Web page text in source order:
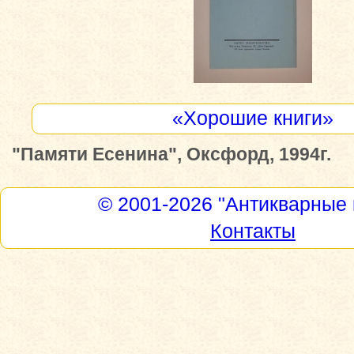
«Хорошие книги»
"Памяти Есенина", Оксфорд, 1994г.
© 2001-2026 "Антикварные
Контакты